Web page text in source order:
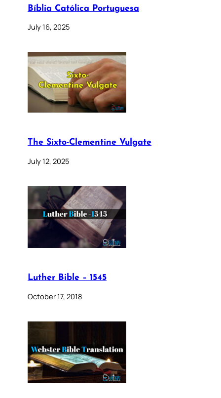
Bíblia Católica Portuguesa
July 16, 2025
The Sixto-Clementine Vulgate
July 12, 2025
Luther Bible – 1545
October 17, 2018